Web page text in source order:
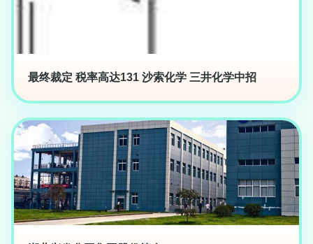
最终裁定 税率高达131 沙索化学 三井化学中招